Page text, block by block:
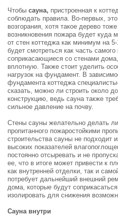
Чтобы сауна, пристроенная к
соблюдать правила. Во-первых,
возгорания, хотя такое дерево
возникновения пожара будет куда
от стен коттеджа как минимум на
будет смотреться как часть
соприкасающиеся со стенами
вплотную. Также стоит уделить
нагрузок на фундамент. В
фундамента коттеджа
сказать, можно ли строить около
конструкцию, ведь сауна также
сильное давление на почву.
Стены сауны желательно делать
пропитанного пожаростойкими
строительства сауны не подходит
высоких показателей
постоянно отсыревать и не
ее, что в итоге может привести к
как внутренней отделки, так и
потребует дальнейший внешний
дома, которые будут
изолировать для снижения
Сауна внутри